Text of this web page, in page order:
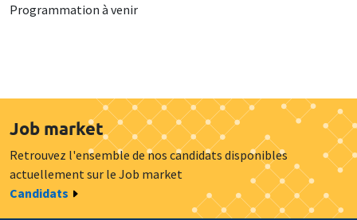
Programmation à venir
Job market
Retrouvez l'ensemble de nos candidats disponibles
actuellement sur le Job market
Candidats